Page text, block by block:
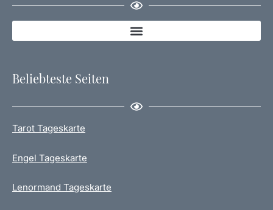
Beliebteste Seiten
Tarot Tageskarte
Engel Tageskarte
Lenormand Tageskarte